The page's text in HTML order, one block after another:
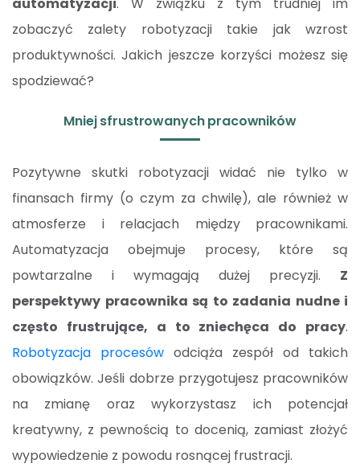
automatyzacji. W związku z tym trudniej im
zobaczyć zalety robotyzacji takie jak wzrost
produktywności. Jakich jeszcze korzyści możesz się
spodziewać?
Mniej sfrustrowanych pracowników
Pozytywne skutki robotyzacji widać nie tylko w
finansach firmy (o czym za chwilę), ale również w
atmosferze i relacjach między pracownikami.
Automatyzacja obejmuje procesy, które są
powtarzalne i wymagają dużej precyzji. Z
perspektywy pracownika są to zadania nudne i
często frustrujące, a to zniechęca do pracy.
Robotyzacja procesów odciąża zespół od takich
obowiązków. Jeśli dobrze przygotujesz pracowników
na zmianę oraz wykorzystasz ich potencjał
kreatywny, z pewnością to docenią, zamiast złożyć
wypowiedzenie z powodu rosnącej frustracji.